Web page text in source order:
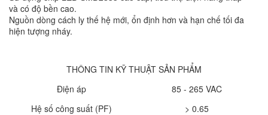
và có độ bền cao.
Nguồn dòng cách ly thế hệ mới, ổn định hơn và hạn chế tối đa
hiện tượng nháy.
THÔNG TIN KỸ THUẬT SẢN PHẨM
Điện áp
85 - 265 VAC
Hệ số công suất (PF)
> 0.65